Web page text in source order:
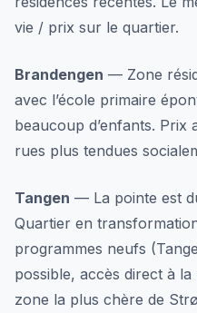
vie / prix sur le quartier.
Brandengen — Zone
avec l’école primaire
beaucoup d’enfants. Prix
rues plus tendues
Tangen — La pointe est
Quartier en
programmes neufs
possible, accès direct à
zone la plus chère de